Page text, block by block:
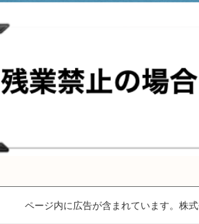
ページ内に広告が含まれています。株